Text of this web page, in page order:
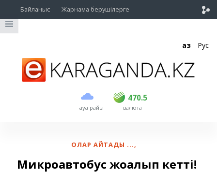
Байланыс Жарнама берушілерге
Қаз Рус
ауа райы
470.5
USD 469.5 470.5
EUR валюта
ОЛАР АЙТАДЫ ...,
Микроавтобус жоғалып кетті!